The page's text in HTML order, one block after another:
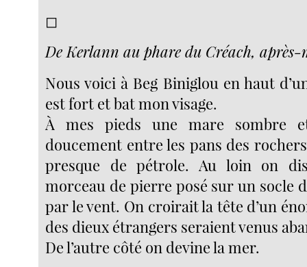
◻︎
De Kerlann au phare du Créach,
Nous voici à Beg Biniglou en haut
est fort et bat mon visage.
À mes pieds une mare sombre
doucement entre les pans des
presque de pétrole. Au loin on
morceau de pierre posé sur un socle
par le vent. On croirait la tête d’un
des dieux étrangers seraient venus
De l’autre côté on devine la mer.